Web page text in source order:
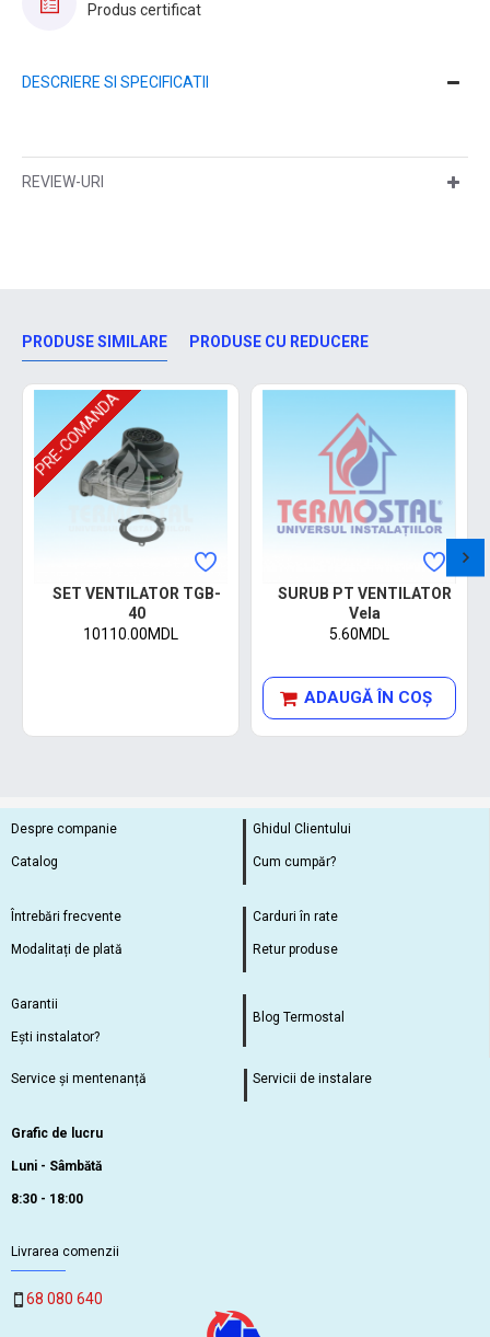
Produs certificat
DESCRIERE SI SPECIFICATII
REVIEW-URI
PRODUSE SIMILARE PRODUSE CU REDUCERE
PRE-COMANDA
SET VENTILATOR TGB-
40
10110.00MDL
SURUB PT VENTILATOR
Vela
5.60MDL
ADAUGĂ ÎN COŞ
Despre companie
Catalog
Ghidul Clientului
Cum cumpăr?
Întrebări frecvente
Modalitați de plată
Carduri în rate
Retur produse
Garantii
Ești instalator?
Blog Termostal
Service și mentenanță Servicii de instalare
Grafic de lucru
Luni - Sâmbătă
8:30 - 18:00
Livrarea comenzii
68 080 640